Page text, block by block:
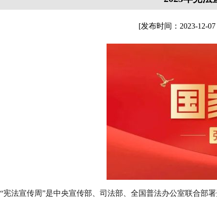
[发布时间： 2023-12-
“宪法宣传周”是中央宣传部 司法部 、全国普法办公室联合部